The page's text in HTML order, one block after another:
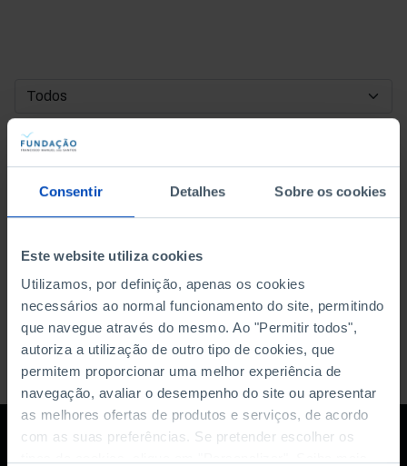
Consentir Detalhes Sobre os cookies
Este website utiliza cookies
Utilizamos, por definição, apenas os cookies
necessários ao normal funcionamento do site, permitindo
que navegue através do mesmo. Ao "Permitir todos",
autoriza a utilização de outro tipo de cookies, que
permitem proporcionar uma melhor experiência de
navegação, avaliar o desempenho do site ou apresentar
as melhores ofertas de produtos e serviços, de acordo
com as suas preferências. Se pretender escolher os
DATA DE INÍCIO
DATA DE FIM